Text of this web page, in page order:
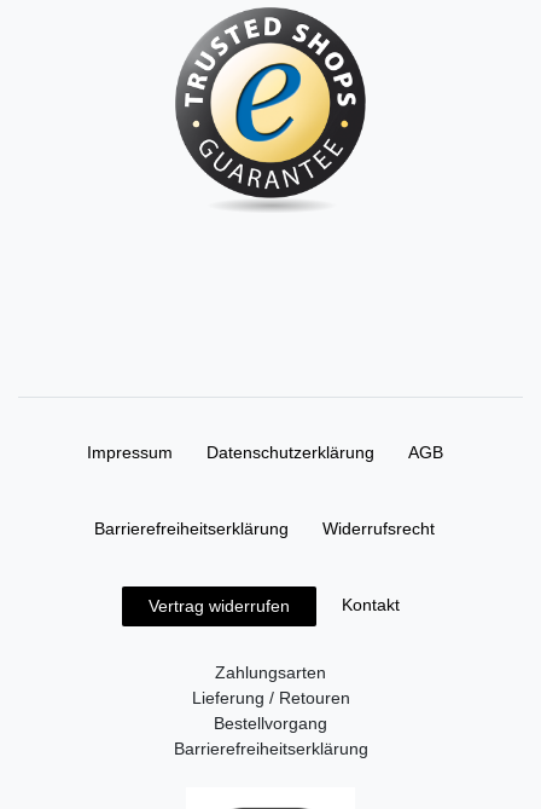
Impressum Daten­schutz­erklärung AGB
Barrierefreiheitserklärung Widerrufs­recht
Vertrag widerrufen Kontakt
Zahlungsarten
Lieferung / Retouren
Bestellvorgang
Barrierefreiheitserklärung